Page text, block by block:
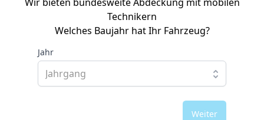
Technikern
Welches Baujahr hat Ihr Fahrzeug?
Jahr
Weiter